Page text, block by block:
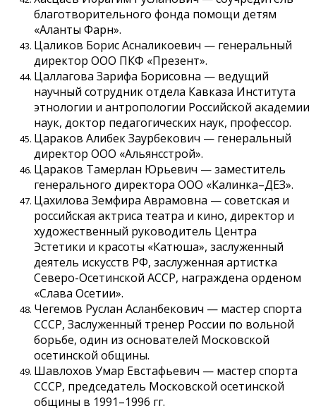
благотворительного фонда помощи детям
«Аланты Фарн».
Цаликов Борис Асналикоевич — генеральный
директор ООО ПКФ «Презент».
Цаллагова Зарифа Борисовна — ведущий
научный сотрудник отдела Кавказа Института
этнологии и антропологии Российской академии
наук, доктор педагогических наук, профессор.
Цараков Алибек Заурбекович — генеральный
директор ООО «Альянсстрой».
Цараков Тамерлан Юрьевич — заместитель
генерального директора ООО «Калинка–ДЕЗ».
Цахилова Земфира Аврамовна — советская и
российская актриса театра и кино, директор и
художественный руководитель Центра
Эстетики и красоты «Катюша», заслуженный
деятель искусств РФ, заслуженная артистка
Северо-Осетинской АССР, награждена орденом
«Слава Осетии».
Чегемов Руслан Асланбекович — мастер спорта
СССР, Заслуженный тренер России по вольной
борьбе, один из основателей Московской
осетинской общины.
Шавлохов Умар Евстафьевич — мастер спорта
СССР, председатель Московской осетинской
общины в 1991–1996 гг.